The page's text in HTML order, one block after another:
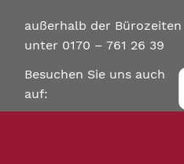
außerhalb der Bürozeiten
unter 0170 – 761 26 39
Besuchen Sie uns auch
auf: